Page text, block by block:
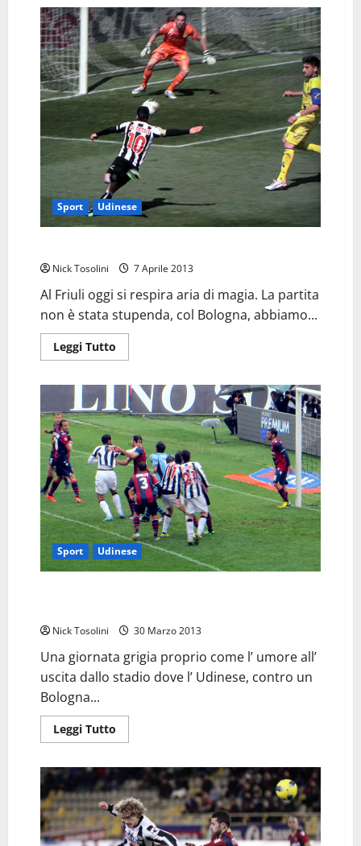
A
Parma
per
provare
a
sognare…
Sport Udinese
Nick Tosolini 7 Aprile 2013
Al Friuli oggi si respira aria di magia. La partita
non è stata stupenda, col Bologna, abbiamo...
Leggi Tutto
di
Udinese
Chievo,
aria
di
magia
Sport Udinese
Nick Tosolini 30 Marzo 2013
Una giornata grigia proprio come l’ umore all’
uscita dallo stadio dove l’ Udinese, contro un
Bologna...
Leggi Tutto
di
Udinese
Bologna,
giornata
grigia
ma
premesse
incoraggianti